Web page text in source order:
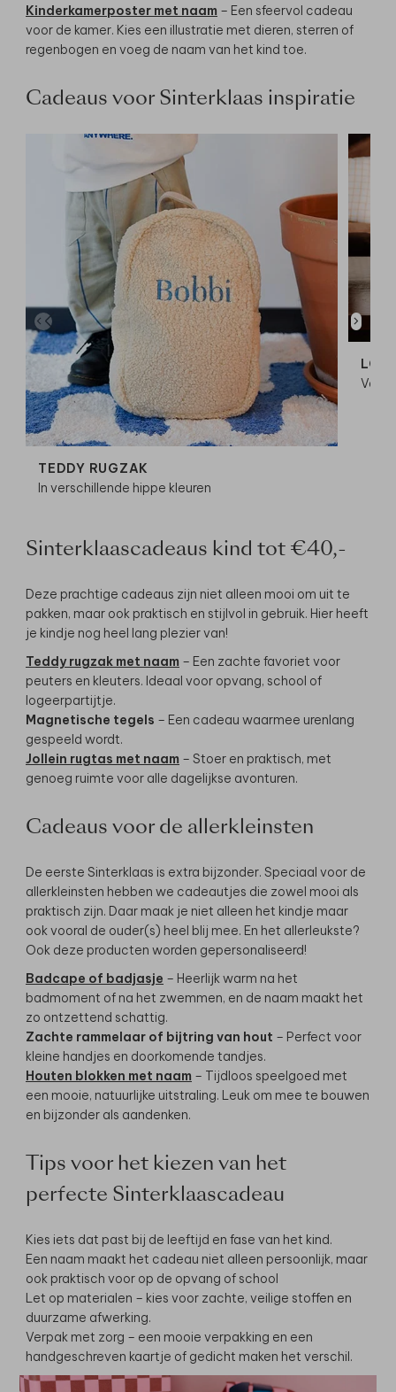
Kinderkamerposter met naam – Een sfeervol cadeau
voor de kamer. Kies een illustratie met dieren, sterren of
regenbogen en voeg de naam van het kind toe.
Cadeaus voor Sinterklaas inspiratie
TEDDY RUGZAK
In verschillende hippe kleuren
Voor
Sinterklaascadeaus kind tot €40,-
Deze prachtige cadeaus zijn niet alleen mooi om uit te
pakken, maar ook praktisch en stijlvol in gebruik. Hier heeft
je kindje nog heel lang plezier van!
Teddy rugzak met naam – Een zachte favoriet voor
peuters en kleuters. Ideaal voor opvang, school of
logeerpartijtje.
Magnetische tegels – Een cadeau waarmee urenlang
gespeeld wordt.
Jollein rugtas met naam – Stoer en praktisch, met
genoeg ruimte voor alle dagelijkse avonturen.
Cadeaus voor de allerkleinsten
De eerste Sinterklaas is extra bijzonder. Speciaal voor de
allerkleinsten hebben we cadeautjes die zowel mooi als
praktisch zijn. Daar maak je niet alleen het kindje maar
ook vooral de ouder(s) heel blij mee. En het allerleukste?
Ook deze producten worden gepersonaliseerd!
Badcape of badjasje – Heerlijk warm na het
badmoment of na het zwemmen, en de naam maakt het
zo ontzettend schattig.
Zachte rammelaar of bijtring van hout – Perfect voor
kleine handjes en doorkomende tandjes.
Houten blokken met naam – Tijdloos speelgoed met
een mooie, natuurlijke uitstraling. Leuk om mee te bouwen
en bijzonder als aandenken.
Tips voor het kiezen van het
perfecte Sinterklaascadeau
Kies iets dat past bij de leeftijd en fase van het kind.
Een naam maakt het cadeau niet alleen persoonlijk, maar
ook praktisch voor op de opvang of school
Let op materialen – kies voor zachte, veilige stoffen en
duurzame afwerking.
Verpak met zorg – een mooie verpakking en een
handgeschreven kaartje of gedicht maken het verschil.